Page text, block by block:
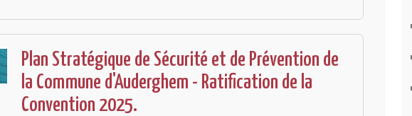
Plan Stratégique de Sécurité et de Prévention de
la Commune d'Auderghem - Ratification de la
Convention 2025.